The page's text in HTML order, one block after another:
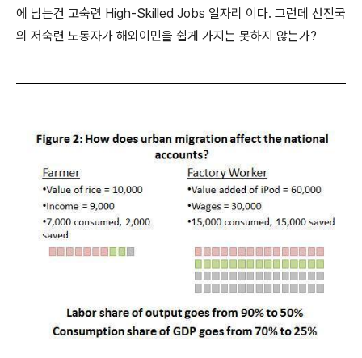
에 남는건 고숙련 High-Skilled Jobs 일자리 이다. 그런데 선진국
의 저숙련 노동자가 해외이민을 쉽게 가지는 못하지 않는가?